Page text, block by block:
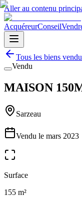
Aller au contenu
AcquéreurConseil
Tous les biens
Vendu
MAISON
Sarzeau
Vendu le mars 2023
Surface
155 m²